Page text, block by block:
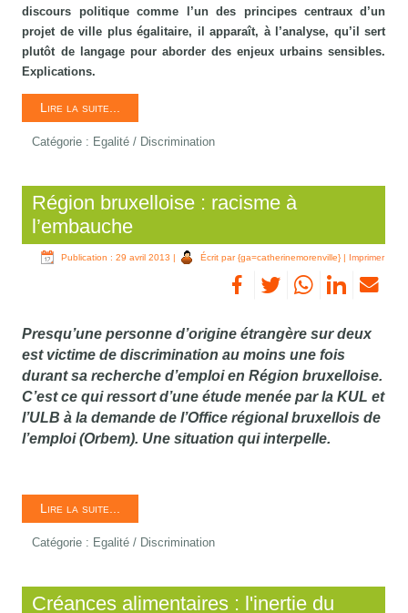
discours politique comme l’un des principes centraux d’un
projet de ville plus égalitaire, il apparaît, à l’analyse, qu’il sert
plutôt de langage pour aborder des enjeux urbains sensibles.
Explications.
Lire la suite...
Catégorie : Egalité / Discrimination
Région bruxelloise : racisme à
l’embauche
Publication : 29 avril 2013 | Écrit par {ga=catherinemorenville} | Imprimer
Presqu’une personne d’origine étrangère sur deux
est victime de discrimination au moins une fois
durant sa recherche d’emploi en Région bruxelloise.
C’est ce qui ressort d’une étude menée par la KUL et
l’ULB à la demande de l’Office régional bruxellois de
l’emploi (Orbem). Une situation qui interpelle.
Lire la suite...
Catégorie : Egalité / Discrimination
Créances alimentaires : l'inertie du